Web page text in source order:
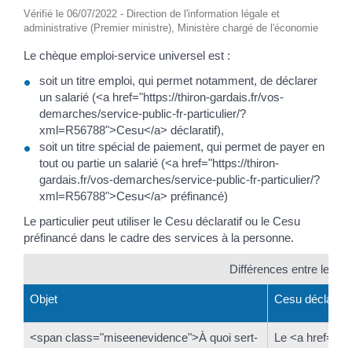
Vérifié le 06/07/2022 - Direction de l'information légale et
administrative (Premier ministre), Ministère chargé de l'économie
Le chèque emploi-service universel est :
soit un titre emploi, qui permet notamment, de déclarer
un salarié (<a href="https://thiron-gardais.fr/vos-
demarches/service-public-fr-particulier/?
xml=R56788">Cesu</a> déclaratif),
soit un titre spécial de paiement, qui permet de payer en
tout ou partie un salarié (<a href="https://thiron-
gardais.fr/vos-demarches/service-public-fr-particulier/?
xml=R56788">Cesu</a> préfinancé)
Le particulier peut utiliser le Cesu déclaratif ou le Cesu
préfinancé dans le cadre des services à la personne.
Différences entre le
Objet Cesu déclaratif
<span class="miseenevidence">À quoi sert-
Le <a